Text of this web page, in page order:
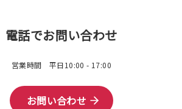
電話でお問い合わせ
営業時間 平日10:00 - 17:00
お問い合わせ